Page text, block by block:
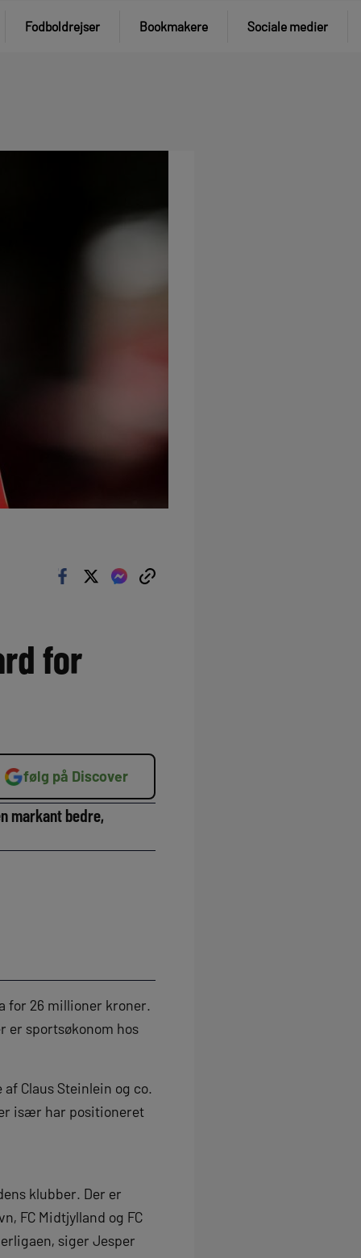
Fodboldrejser Bookmakere Sociale medier
for
følg på Discover
markant bedre,
for 26 millioner kroner.
er sportsøkonom hos
Claus Steinlein og co.
især har positioneret
klubber. Der er
FC Midtjylland og FC
siger Jesper